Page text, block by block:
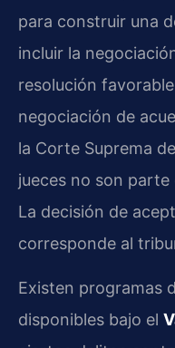
para construir una
incluir la
resolución
negociación de
la Corte Suprema
jueces no son
La decisión de
corresponde al
Existen programas
disponibles bajo el